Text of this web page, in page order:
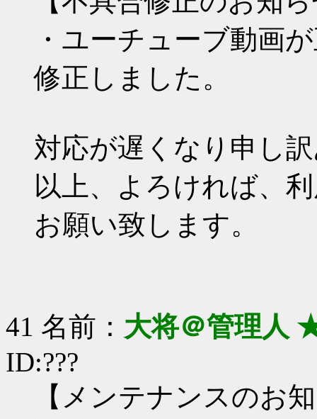
・ユーチューブ動画
修正しました。
対応が遅くなり申し
以上、よろければ、
お願い致します。
41 名前： 大将＠管理人
ID:???
【メンテナンスのお